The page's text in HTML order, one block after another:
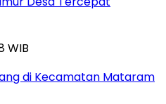
WIB
di Kecamatan Mataram